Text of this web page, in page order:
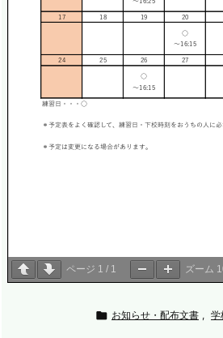
ページ 1 / 1 ズーム
 お知らせ・配布文書 , 学